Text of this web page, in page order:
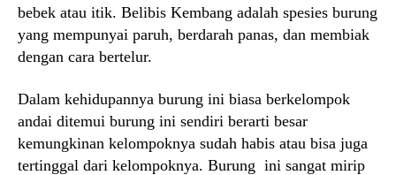
bebek atau itik. Belibis Kembang adalah spesies burung
yang mempunyai paruh, berdarah panas, dan membiak
dengan cara bertelur.
Dalam kehidupannya burung ini biasa berkelompok
andai ditemui burung ini sendiri berarti besar
kemungkinan kelompoknya sudah habis atau bisa juga
tertinggal dari kelompoknya. Burung ini sangat mirip